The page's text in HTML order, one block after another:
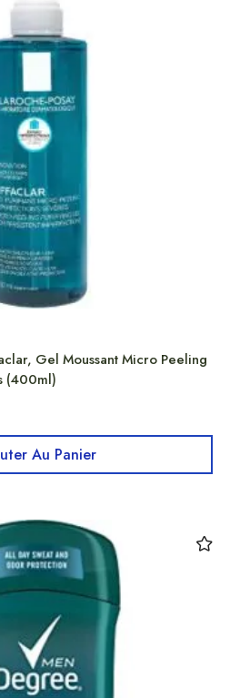
Gel Moussant Micro Peeling
(400ml)
Au Panier